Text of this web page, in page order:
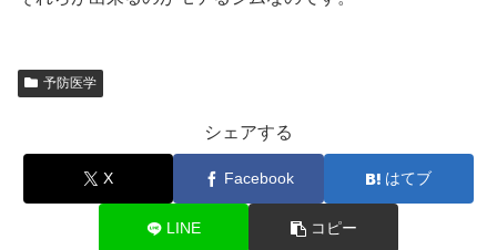
予防医学
シェアする
X Facebook はてブ
LINE コピー